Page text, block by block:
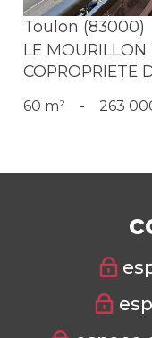
Toulon (83000)
LE MOURILLON
COPROPRIETE
60 m² - 263